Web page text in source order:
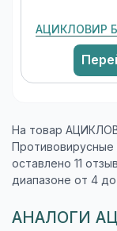
АЦИКЛОВИР
На товар
оставлено 11
диапазоне от 4
АНАЛОГИ